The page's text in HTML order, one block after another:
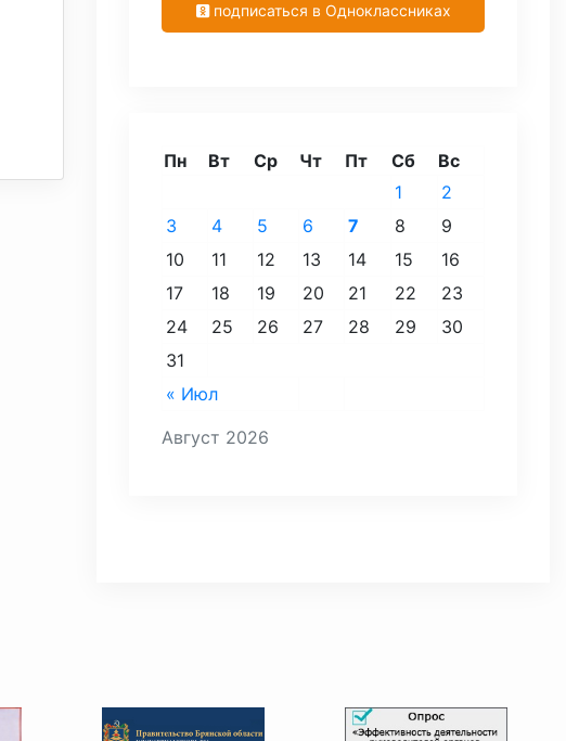
подписаться в Одноклассниках
Август 2026
Пн Вт Ср Чт Пт Сб Вс
« Июл
1
2
3
4 5 6 7 8
9
10
11 12 13 14 15
16
17
18 19 20 21 22
23
24
25 26 27 28 29
30
31